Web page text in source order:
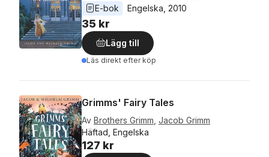
E-bok
Engelska 2010
35 kr
Lägg till
Läs direkt efter köp
Grimms' Fairy Tales
Av Brothers Grimm Jacob Grimm
Häftad, Engelska
127 kr